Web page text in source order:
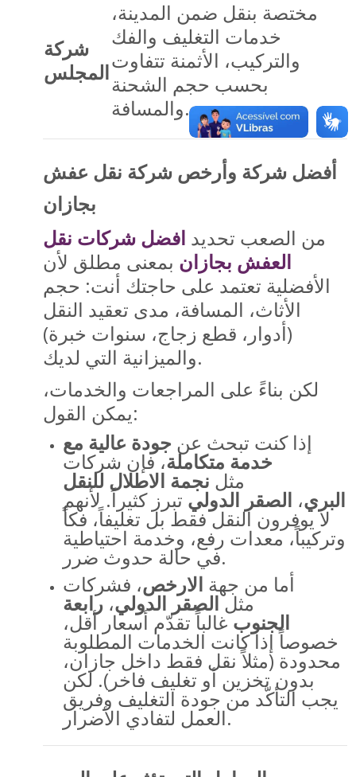
شركة
المجلس
مختصة بنقل ضمن المدينة،
خدمات التغليف والفك
والتركيب، الأثمنة تتفاوت
بحسب حجم الشحنة
والمسافة.
أفضل شركة وأرخص شركة نقل عفش
بجازان
من الصعب تحديد افضل شركات نقل
العفش بجازان بمعنى مطلق لأن
الأفضلية تعتمد على حاجتك أنت: حجم
الأثاث، المسافة، مدى تعقيد النقل
(أدوار، قطع زجاج، سنوات خبرة)
والميزانية التي لديك.
لكن بناءً على المراجعات والخدمات،
يمكن القول:
إذا كنت تبحث عن جودة عالية مع
خدمة متكاملة، فإن شركات
مثل نجمة الاطلال للنقل
البري، الصقر الدولي تبرز كثيراً. لأنهم
لا يوفرون النقل فقط بل تغليفاً، فكاً
وتركيباً، معدات رفع، وخدمة احتياطية
في حالة حدوث ضرر.
أما من جهة الارخص، فشركات
مثلالصقر الدولي، رابعة
الجنوبغالباً تقدّم أسعار أقل،
خصوصاً إذا كانت الخدمات المطلوبة
محدودة (مثلاً نقل فقط داخل جازان،
بدون تخزين أو تغليف فاخر). لكن
يجب التأكّد من جودة التغليف وفريق
العمل لتفادي الأضرار.